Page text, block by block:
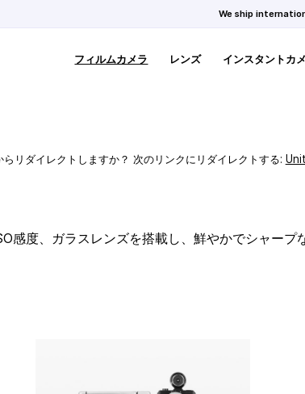
We ship
フィルムカメラ レンズ インスタントカ
らリダイレクトしますか？ 次のリンクにリダイレクトする:
感度、ガラスレンズを搭載し、鮮やかでシャープ